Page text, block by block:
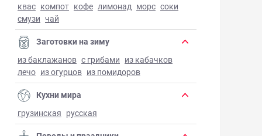
квас компот кофе лимонад морс соки
смузи чай
Заготовки на зиму
из баклажанов с грибами из кабачков
лечо из огурцов из помидоров
Кухни мира
грузинская русская